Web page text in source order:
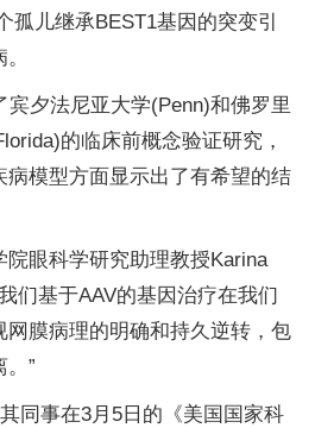
孤儿继承BEST1基因的突变引
宾夕法尼亚大学(Penn)和佛罗里
的临床前概念验证研究，
模型方面显示出了有希望的结
院眼科学研究助理教授Karina
们基于AAV的基因治疗在我们
网膜病理的明确和持久逆转，包
”
同事在3月5日的《美国国家科